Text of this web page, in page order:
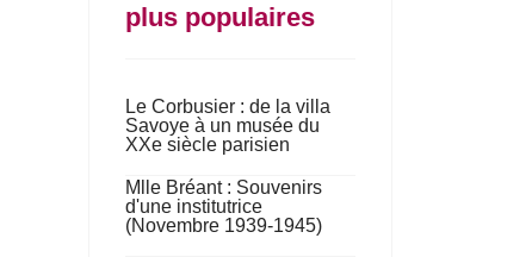
plus populaires
Le Corbusier : de la villa
Savoye à un musée du
XXe siècle parisien
Mlle Bréant : Souvenirs
d'une institutrice
(Novembre 1939-1945)